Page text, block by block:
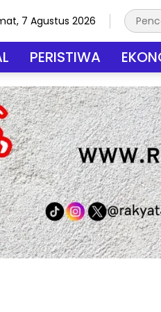
7 Agustus 2026
PERISTIWA